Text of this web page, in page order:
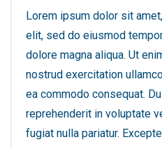
Lorem ipsum dolor sit
elit, sed do eiusmod
dolore magna aliqua. Ut
nostrud exercitation
ea commodo consequat.
reprehenderit in voluptate
fugiat nulla pariatur.